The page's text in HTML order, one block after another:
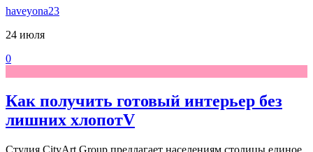
haveyona23
24 июля
0
Как получить готовый интерьер без
лишних хлопотV